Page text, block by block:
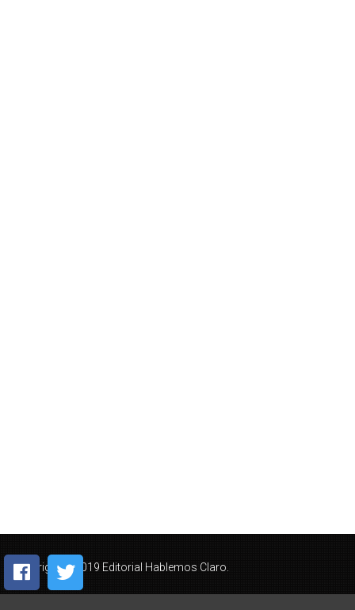
Copyright © 2019 Editorial Hablemos Claro.